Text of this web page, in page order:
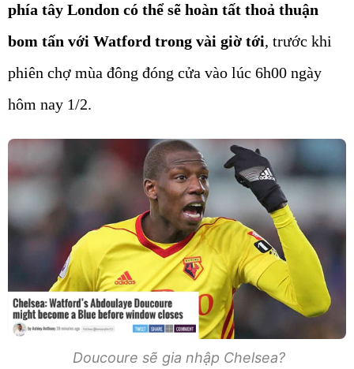
phía tây London có thể sẽ hoàn tất thoả thuận
bom tấn với Watford trong vài giờ tới, trước khi
phiên chợ mùa đông đóng cửa vào lúc 6h00 ngày
hôm nay 1/2.
Doucoure sẽ gia nhập Chelsea?